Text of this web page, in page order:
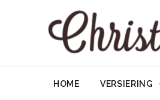
HOME VERSIERING